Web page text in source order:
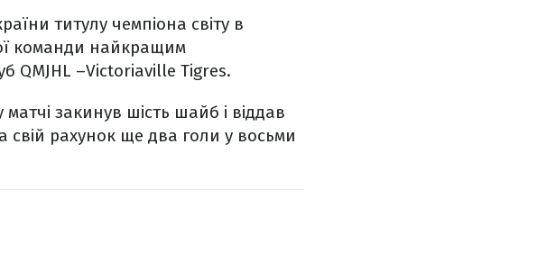
титулу чемпіона світу в
команди найкращим
QMJHL –Victoriaville Tigres.
закинув шість шайб і віддав
свій рахунок ще два голи у восьми